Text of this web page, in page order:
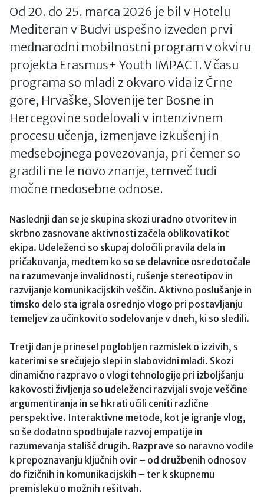
Od 20. do 25. marca 2026 je bil v Hotelu
Mediteran v Budvi uspešno izveden prvi
mednarodni mobilnostni program v okviru
projekta Erasmus+ Youth IMPACT. V času
programa so mladi z okvaro vida iz Črne
gore, Hrvaške, Slovenije ter Bosne in
Hercegovine sodelovali v intenzivnem
procesu učenja, izmenjave izkušenj in
medsebojnega povezovanja, pri čemer so
gradili ne le novo znanje, temveč tudi
močne medosebne odnose.
Naslednji dan se je skupina skozi uradno otvoritev in
skrbno zasnovane aktivnosti začela oblikovati kot
ekipa. Udeleženci so skupaj določili pravila dela in
pričakovanja, medtem ko so se delavnice osredotočale
na razumevanje invalidnosti, rušenje stereotipov in
razvijanje komunikacijskih veščin. Aktivno poslušanje in
timsko delo sta igrala osrednjo vlogo pri postavljanju
temeljev za učinkovito sodelovanje v dneh, ki so sledili.
Tretji dan je prinesel poglobljen razmislek o izzivih, s
katerimi se srečujejo slepi in slabovidni mladi. Skozi
dinamično razpravo o vlogi tehnologije pri izboljšanju
kakovosti življenja so udeleženci razvijali svoje veščine
argumentiranja in se hkrati učili ceniti različne
perspektive. Interaktivne metode, kot je igranje vlog,
so še dodatno spodbujale razvoj empatije in
razumevanja stališč drugih. Razprave so naravno vodile
k prepoznavanju ključnih ovir – od družbenih odnosov
do fizičnih in komunikacijskih – ter k skupnemu
premisleku o možnih rešitvah.